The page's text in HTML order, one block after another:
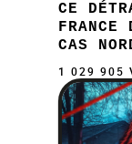
CE
FRANCE
CAS
1 029 905